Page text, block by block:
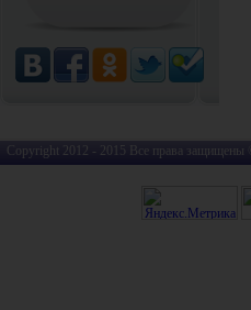
Copyright 2012 - 2015 Все права защищены ©